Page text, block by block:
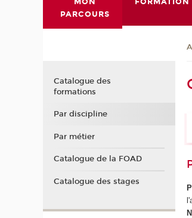
PARCOURS
Catalogue des
formations
Par discipline
Par métier
Catalogue de la FOAD
Catalogue des stages